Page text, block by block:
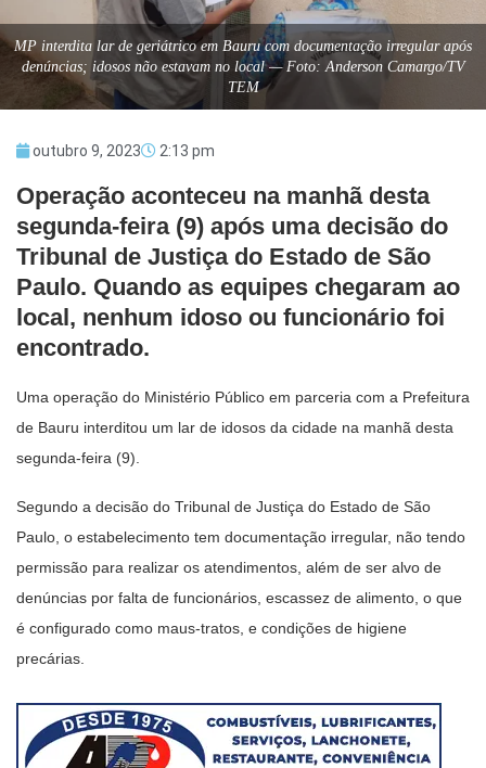
MP interdita lar de geriátrico em Bauru com documentação irregular após
denúncias; idosos não estavam no local — Foto: Anderson Camargo/TV
TEM
outubro 9, 2023 2:13 pm
Operação aconteceu na manhã desta
segunda-feira (9) após uma decisão do
Tribunal de Justiça do Estado de São
Paulo. Quando as equipes chegaram ao
local, nenhum idoso ou funcionário foi
encontrado.
Uma operação do Ministério Público em parceria com a Prefeitura
de Bauru interditou um lar de idosos da cidade na manhã desta
segunda-feira (9).
Segundo a decisão do Tribunal de Justiça do Estado de São
Paulo, o estabelecimento tem documentação irregular, não tendo
permissão para realizar os atendimentos, além de ser alvo de
denúncias por falta de funcionários, escassez de alimento, o que
é configurado como maus-tratos, e condições de higiene
precárias.